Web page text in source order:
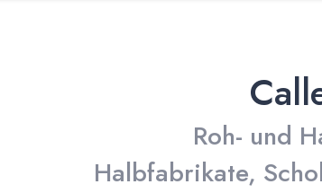
Roh- und
Halbfabrikate,